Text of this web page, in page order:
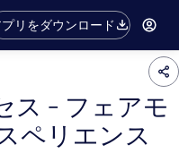
リをダウンロード
ス - フェアモ
ペリエンス